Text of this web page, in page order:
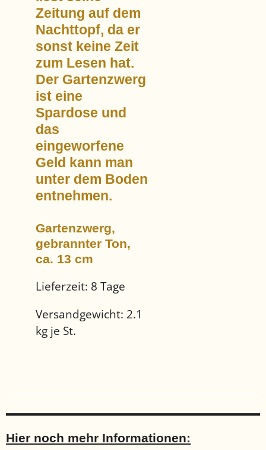
Zeitung auf dem
Nachttopf, da er
sonst keine Zeit
zum Lesen hat.
Der Gartenzwerg
ist eine
Spardose und
das
eingeworfene
Geld kann man
unter dem Boden
entnehmen.
Gartenzwerg,
gebrannter Ton,
ca. 13 cm
Lieferzeit: 8 Tage
Versandgewicht: 2.1
kg je St.
Hier noch mehr Informationen: